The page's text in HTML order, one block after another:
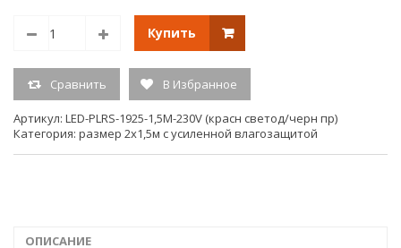
горизонтальной
шины, м:
2
Срок службы (ч.) 100000
Купить
Сравнить В Избранное
Артикул: LED-PLRS-1925-1,5M-230V (красн светод/черн пр)
Категория: размер 2х1,5м с усиленной влагозащитой
ОПИСАНИЕ